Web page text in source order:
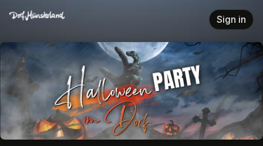
Skip header
Sign in